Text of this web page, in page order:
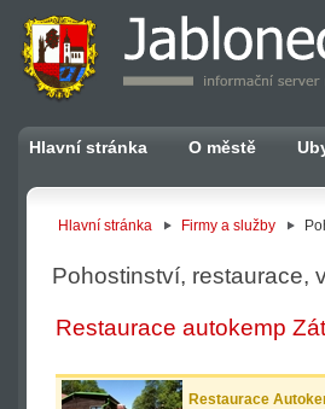
Hlavní stránka O městě
Hlavní stránka Firmy a služby
Pohostinství, restaurace,
Restaurace autokemp
Restaurace